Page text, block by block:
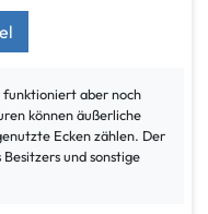
aber noch
können äußerliche
Ecken zählen. Der
und sonstige